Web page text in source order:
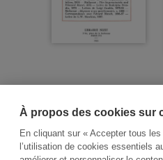
À propos des cookies sur
En cliquant sur « Accepter tous
l’utilisation de cookies essentiels
RECHERCHE